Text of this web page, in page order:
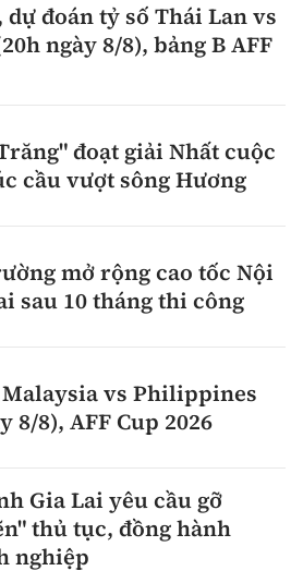
đoán tỷ số Thái Lan vs
ngày 8/8), bảng B AFF
đoạt giải Nhất cuộc
cầu vượt sông Hương
mở rộng cao tốc Nội
sau 10 tháng thi công
vs Philippines
8/8), AFF Cup 2026
Gia Lai yêu cầu gỡ
thủ tục, đồng hành
nghiệp